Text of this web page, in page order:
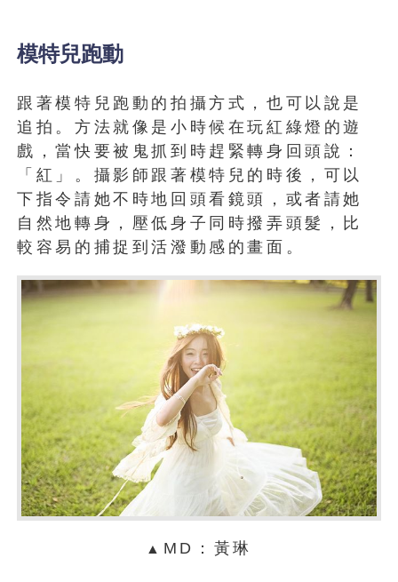
模特兒跑動
跟著模特兒跑動的拍攝方式，也可以說是
追拍。方法就像是小時候在玩紅綠燈的遊
戲，當快要被鬼抓到時趕緊轉身回頭說：
「紅」。攝影師跟著模特兒的時後，可以
下指令請她不時地回頭看鏡頭，或者請她
自然地轉身，壓低身子同時撥弄頭髮，比
較容易的捕捉到活潑動感的畫面。
▲ MD：黃琳